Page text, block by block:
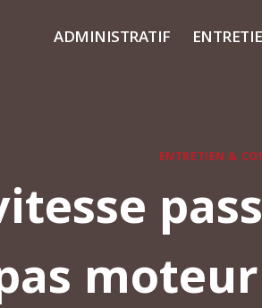
ADMINISTRATIF
ENTRETIEN &